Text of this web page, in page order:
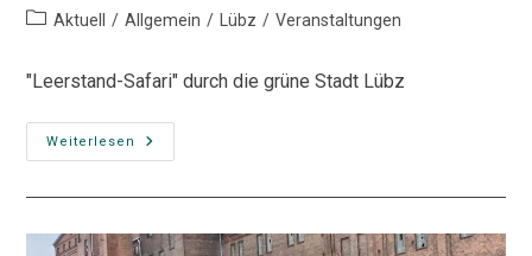
Autor:
veröffentlicht:
Beitrags-
Aktuell / Allgemein / Lübz / Veranstaltungen
"Leerstand-Safari" durch die grüne Stadt Lübz
Weiterlesen
„Leerstand-
Safari“
Coworking